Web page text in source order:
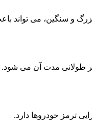
بزرگ و سنگین، می
طولانی مدت آن می
ترمز خودروها دارد.